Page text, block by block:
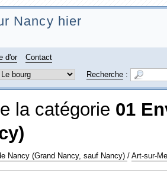
Nancy hier
d'or
Contact
Recherche :
la catégorie 01
Nancy (Grand Nancy, sauf Nancy) / Art-sur-